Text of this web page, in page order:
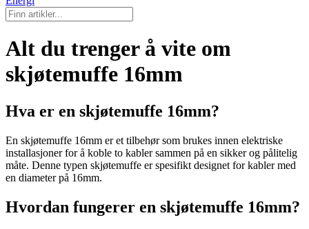
Alt du trenger å vite om
skjøtemuffe 16mm
Hva er en skjøtemuffe 16mm?
En skjøtemuffe 16mm er et tilbehør som brukes innen elektriske
installasjoner for å koble to kabler sammen på en sikker og pålitelig
måte. Denne typen skjøtemuffe er spesifikt designet for kabler med
en diameter på 16mm.
Hvordan fungerer en skjøtemuffe 16mm?